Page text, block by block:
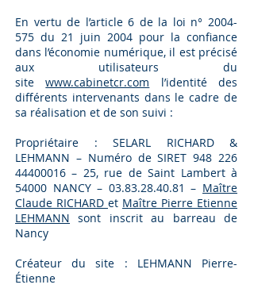
En vertu de l’article 6 de la loi n° 2004-
575 du 21 juin 2004 pour la confiance
dans l’économie numérique, il est précisé
aux utilisateurs du
sitewww.cabinetcr.com l’identité des
différents intervenants dans le cadre de
sa réalisation et de son suivi :
Propriétaire : SELARL RICHARD &
LEHMANN – Numéro de SIRET948 226
44400016 – 25, rue de Saint Lambert à
54000 NANCY – 03.83.28.40.81 – Maître
Claude RICHARD et Maître Pierre Etienne
LEHMANN sont inscrit au barreau de
Nancy
Créateur du site : LEHMANN Pierre-
Étienne